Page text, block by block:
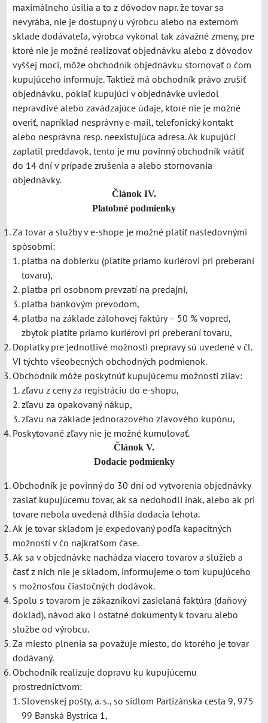
maximálneho úsilia a to z dôvodov napr. že tovar sa
nevyrába, nie je dostupný u výrobcu alebo na externom
sklade dodávateľa, výrobca vykonal tak závažné zmeny, pre
ktoré nie je možné realizovať objednávku alebo z dôvodov
vyššej moci, môže obchodník objednávku stornovať o čom
kupujúceho informuje. Taktiež má obchodník právo zrušiť
objednávku, pokiaľ kupujúci v objednávke uviedol
nepravdivé alebo zavádzajúce údaje, ktoré nie je možné
overiť, napríklad nesprávny e-mail, telefonický kontakt
alebo nesprávna resp. neexistujúca adresa. Ak kupujúci
zaplatil preddavok, tento je mu povinný obchodník vrátiť
do 14 dní v prípade zrušenia a alebo stornovania
objednávky.
Článok IV.
Platobné podmienky
Za tovar a služby v e-shope je možné platiť nasledovnými
spôsobmi:
platba na dobierku (platíte priamo kuriérovi pri preberaní
tovaru),
platba pri osobnom prevzatí na predajni,
platba bankovým prevodom,
platba na základe zálohovej faktúry – 50 % vopred,
zbytok platíte priamo kuriérovi pri preberaní tovaru,
Doplatky pre jednotlivé možnosti prepravy sú uvedené v čl.
VI týchto všeobecných obchodných podmienok.
Obchodník môže poskytnúť kupujúcemu možnosti zliav:
zľavu z ceny za registráciu do e-shopu,
zľavu za opakovaný nákup,
zľavu na základe jednorazového zľavového kupónu,
Poskytované zľavy nie je možné kumulovať.
Článok V.
Dodacie podmienky
Obchodník je povinný do 30 dní od vytvorenia objednávky
zaslať kupujúcemu tovar, ak sa nedohodli inak, alebo ak pri
tovare nebola uvedená dlhšia dodacia lehota.
Ak je tovar skladom je expedovaný podľa kapacitných
možností v čo najkratšom čase.
Ak sa v objednávke nachádza viacero tovarov a služieb a
časť z nich nie je skladom, informujeme o tom kupujúceho
s možnosťou čiastočných dodávok.
Spolu s tovarom je zákazníkovi zasielaná faktúra (daňový
doklad), návod ako i ostatné dokumenty k tovaru alebo
službe od výrobcu.
Za miesto plnenia sa považuje miesto, do ktorého je tovar
dodávaný.
Obchodník realizuje dopravu ku kupujúcemu
prostredníctvom:
Slovenskej pošty, a. s., so sídlom Partizánska cesta 9, 975
99 Banská Bystrica 1,